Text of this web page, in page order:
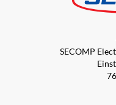
SECOMP